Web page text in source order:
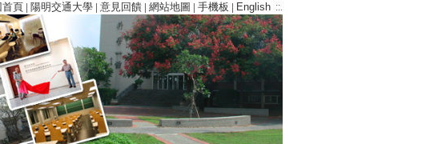
首頁 陽明交通大學| 意見回饋| 網站地圖 手機板 English::.